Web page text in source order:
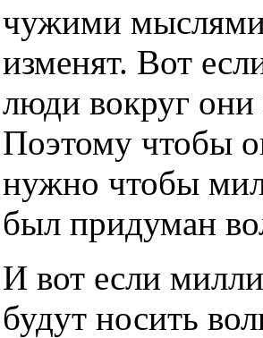
чужими мыслями
изменят. Вот
люди вокруг они
Поэтому чтобы
нужно чтобы
был придуман
И вот если
будут носить